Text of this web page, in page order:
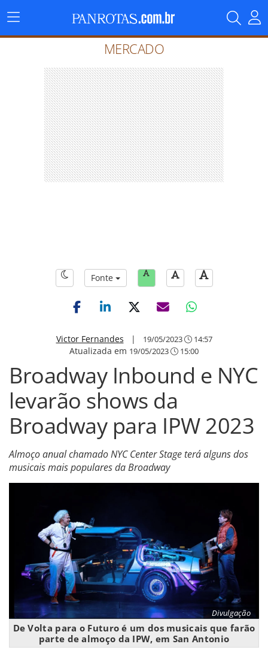
Menu
Principal
MERCADO
Fonte
Victor Fernandes | 19/05/2023 14:57
Atualizada em 19/05/2023 15:00
Broadway Inbound e NYC
levarão shows da
Broadway para IPW 2023
Almoço anual chamado NYC Center Stage terá alguns dos
musicais mais populares da Broadway
Divulgação
De Volta para o Futuro é um dos musicais que farão
parte de almoço da IPW, em San Antonio